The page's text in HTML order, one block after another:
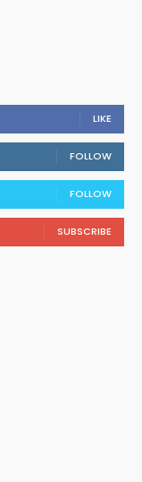
LIKE
FOLLOW
FOLLOW
SUBSCRIBE